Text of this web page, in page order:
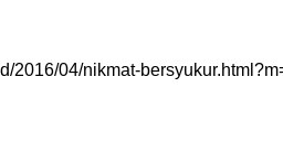
2016/04/nikmat-